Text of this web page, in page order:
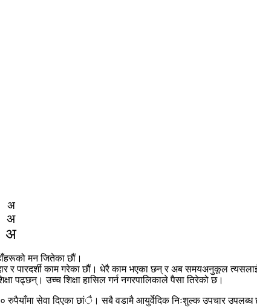
अ
अ
अ
मन जितेका छौं।
पारदर्शी काम गरेका छौं। धेरै काम भएका छन् र अब समयअनुकूल त्यसलाई
पढ्छन्। उच्च शिक्षा हासिल गर्न नगरपालिकाले पैसा तिरेको छ।
रुपैयाँमा सेवा दिएका छांै। सबै वडामै आयुर्वेदिक निःशुल्क उपचार